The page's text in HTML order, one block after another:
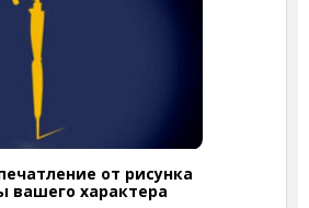
от рисунка
вашего характера